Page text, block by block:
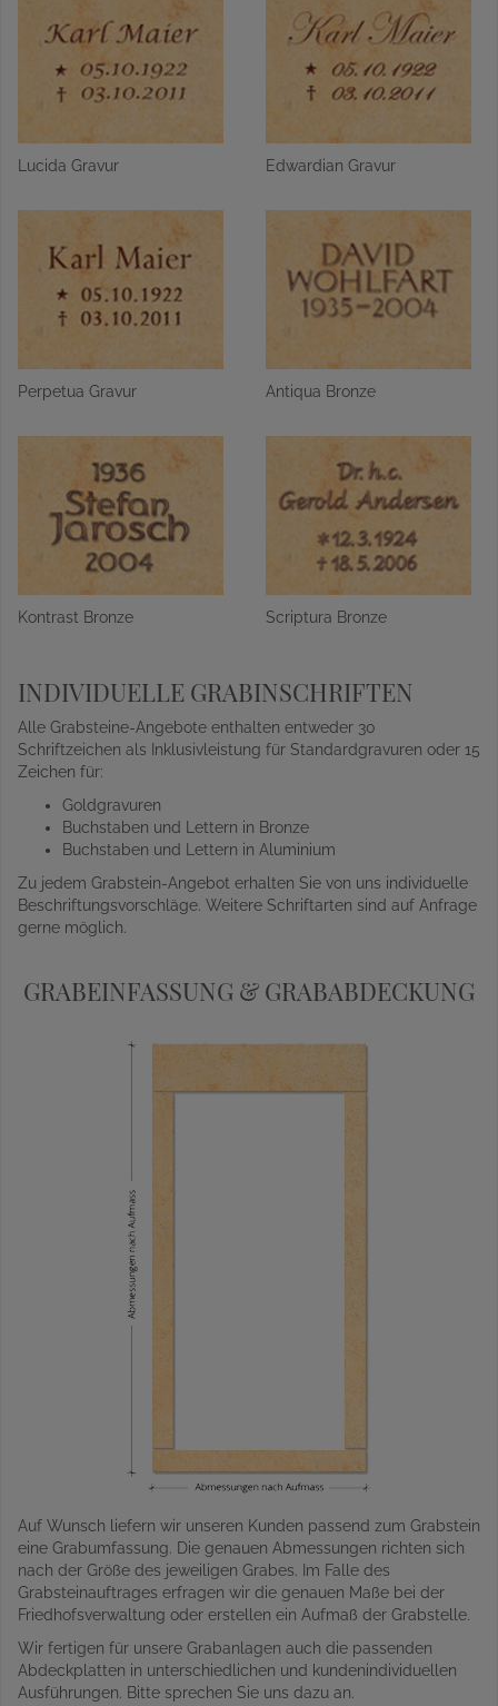
Lucida Gravur Edwardian Gravur
Perpetua Gravur Antiqua Bronze
Kontrast Bronze Scriptura Bronze
INDIVIDUELLE GRABINSCHRIFTEN
Alle Grabsteine-Angebote enthalten entweder 30
Schriftzeichen als Inklusivleistung für Standardgravuren oder 15
Zeichen für:
Goldgravuren
Buchstaben und Lettern in Bronze
Buchstaben und Lettern in Aluminium
Zu jedem Grabstein-Angebot erhalten Sie von uns individuelle
Beschriftungsvorschläge. Weitere Schriftarten sind auf Anfrage
gerne möglich.
GRABEINFASSUNG & GRABABDECKUNG
Auf Wunsch liefern wir unseren Kunden passend zum Grabstein
eine Grabumfassung. Die genauen Abmessungen richten sich
nach der Größe des jeweiligen Grabes. Im Falle des
Grabsteinauftrages erfragen wir die genauen Maße bei der
Friedhofsverwaltung oder erstellen ein Aufmaß der Grabstelle.
Wir fertigen für unsere Grabanlagen auch die passenden
Abdeckplatten in unterschiedlichen und kundenindividuellen
Ausführungen. Bitte sprechen Sie uns dazu an.